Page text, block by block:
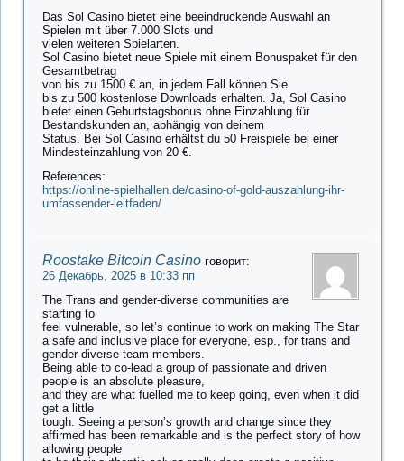
Das Sol Casino bietet eine beeindruckende Auswahl an
Spielen mit über 7.000 Slots und
vielen weiteren Spielarten.
Sol Casino bietet neue Spiele mit einem Bonuspaket für den
Gesamtbetrag
von bis zu 1500 € an, in jedem Fall können Sie
bis zu 500 kostenlose Downloads erhalten. Ja, Sol Casino
bietet einen Geburtstagsbonus ohne Einzahlung für
Bestandskunden an, abhängig von deinem
Status. Bei Sol Casino erhältst du 50 Freispiele bei einer
Mindesteinzahlung von 20 €.
References:
https://online-spielhallen.de/casino-of-gold-auszahlung-ihr-
umfassender-leitfaden/
Roostake Bitcoin Casino говорит:
26 Декабрь, 2025 в 10:33 пп
The Trans and gender-diverse communities are
starting to
feel vulnerable, so let’s continue to work on making The Star
a safe and inclusive place for everyone, esp., for trans and
gender-diverse team members.
Being able to co-lead a group of passionate and driven
people is an absolute pleasure,
and they are what fuelled me to keep going, even when it did
get a little
tough. Seeing a person’s growth and change since they
affirmed has been remarkable and is the perfect story of how
allowing people